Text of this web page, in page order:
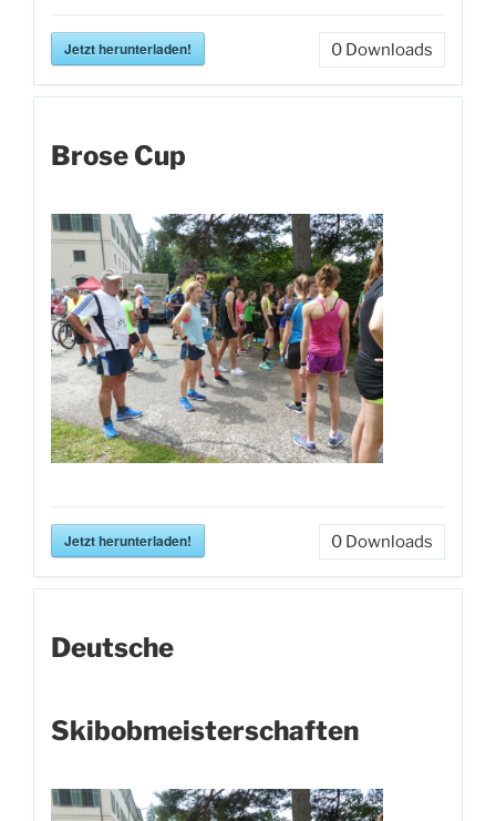
Jetzt herunterladen! 0 Downloads
Brose Cup
Jetzt herunterladen! 0 Downloads
Deutsche
Skibobmeisterschaften